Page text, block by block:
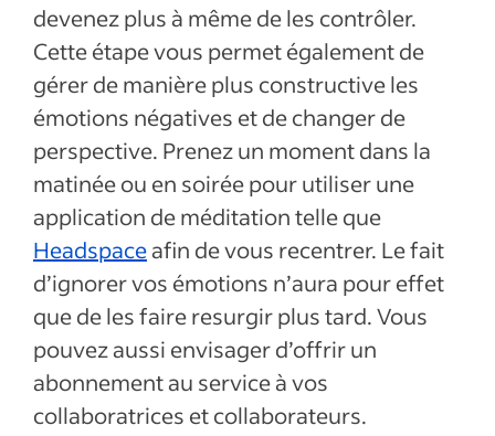
devenez plus à même de les contrôler.
Cette étape vous permet également de
gérer de manière plus constructive les
émotions négatives et de changer de
perspective. Prenez un moment dans la
matinée ou en soirée pour utiliser une
application de méditation telle que
Headspaceafin de vous recentrer. Le fait
d’ignorer vos émotions n’aura pour effet
que de les faire resurgir plus tard. Vous
pouvez aussi envisager d’offrir un
abonnement au service à vos
collaboratrices et collaborateurs.